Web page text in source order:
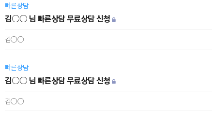
빠른상담
김○○ 님 빠른상담 무료상담 신청
김○○
빠른상담
김○○ 님 빠른상담 무료상담 신청
김○○